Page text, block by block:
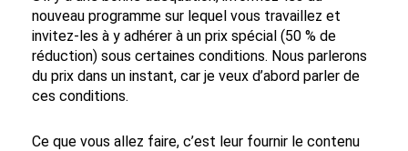
nouveau programme sur lequel vous travaillez et
invitez-les à y adhérer à un prix spécial (50 % de
réduction) sous certaines conditions. Nous parlerons
du prix dans un instant, car je veux d’abord parler de
ces conditions.
Ce que vous allez faire, c’est leur fournir le contenu